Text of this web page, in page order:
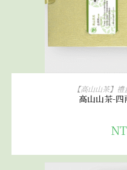
【高山山茶】禮
高山山茶-